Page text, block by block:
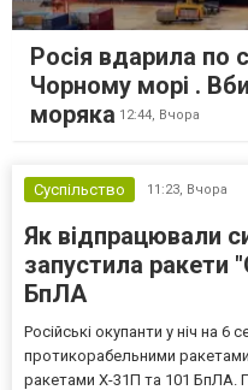
Росія вдарила по
Чорному морі .
моряка 12:44, Вчора
Суспільство 11:23, Вчора
Як відпрацювали
запустила ракети
БпЛА
Російські окупанти у ніч на 6
протикорабельними
ракетами Х-31П та 101 БпЛА.